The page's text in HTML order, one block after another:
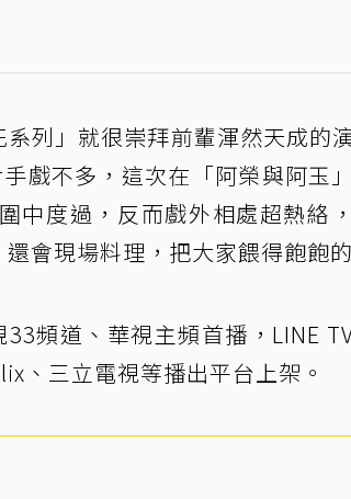
列」就很崇拜前輩渾然天成的
戲不多，這次在「阿榮與阿玉
中度過，反而戲外相處超熱絡
會現場料理，把大家餵得飽飽的
頻道、華視主頻首播，LINE
、三立電視等播出平台上架。